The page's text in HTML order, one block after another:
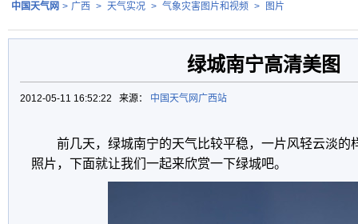
中国天气网 > 广西 > 天气实况 > 气象灾害图片和视频 > 图片
绿城南宁高清美图
2012-05-11 16:52:22 来源： 中国天气网广西站
前几天，绿城南宁的天气比较平稳，一片风轻云淡的
照片，下面就让我们一起来欣赏一下绿城吧。